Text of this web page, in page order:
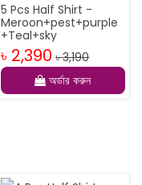
5 Pcs Half Shirt -
Meroon+pest+purple
+Teal+sky
৳ 2,390 ৳ 3,190
অর্ডার করুন